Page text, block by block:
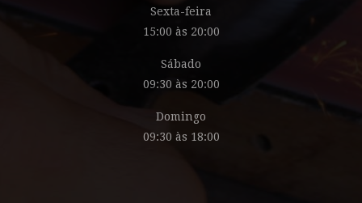
Sexta-feira
15:00 às 20:00
Sábado
09:30 às 20:00
Domingo
09:30 às 18:00